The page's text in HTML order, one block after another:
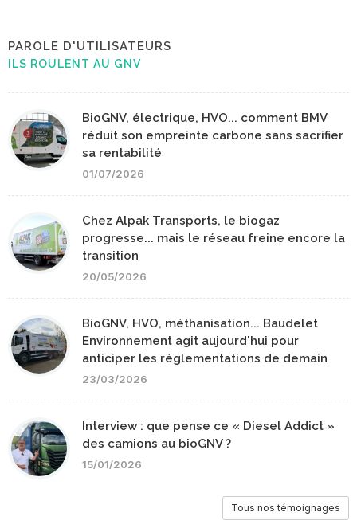
PAROLE D'UTILISATEURS
ILS ROULENT AU GNV
BioGNV, électrique, HVO... comment BMV
réduit son empreinte carbone sans sacrifier
sa rentabilité
01/07/2026
Chez Alpak Transports, le biogaz
progresse... mais le réseau freine encore la
transition
20/05/2026
BioGNV, HVO, méthanisation... Baudelet
Environnement agit aujourd'hui pour
anticiper les réglementations de demain
23/03/2026
Interview : que pense ce « Diesel Addict »
des camions au bioGNV ?
15/01/2026
Tous nos témoignages